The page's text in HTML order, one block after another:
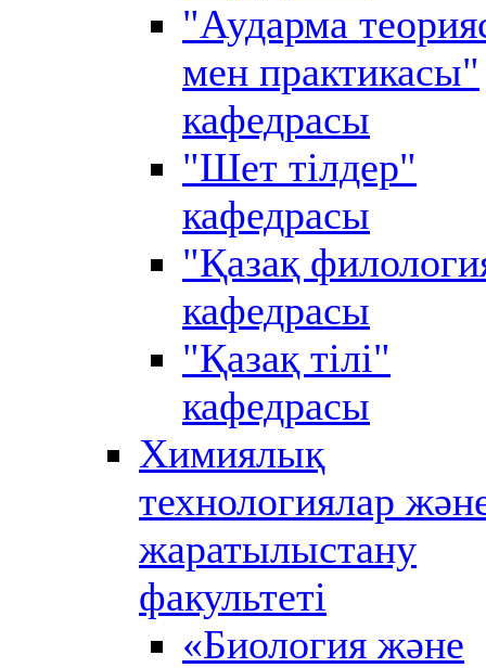
"Аударма
мен практикасы"
кафедрасы
"Шет тілдер"
кафедрасы
"Қазақ
кафедрасы
"Қазақ тілі"
кафедрасы
Химиялық
технологиялар
жаратылыстану
факультеті
«Биология және